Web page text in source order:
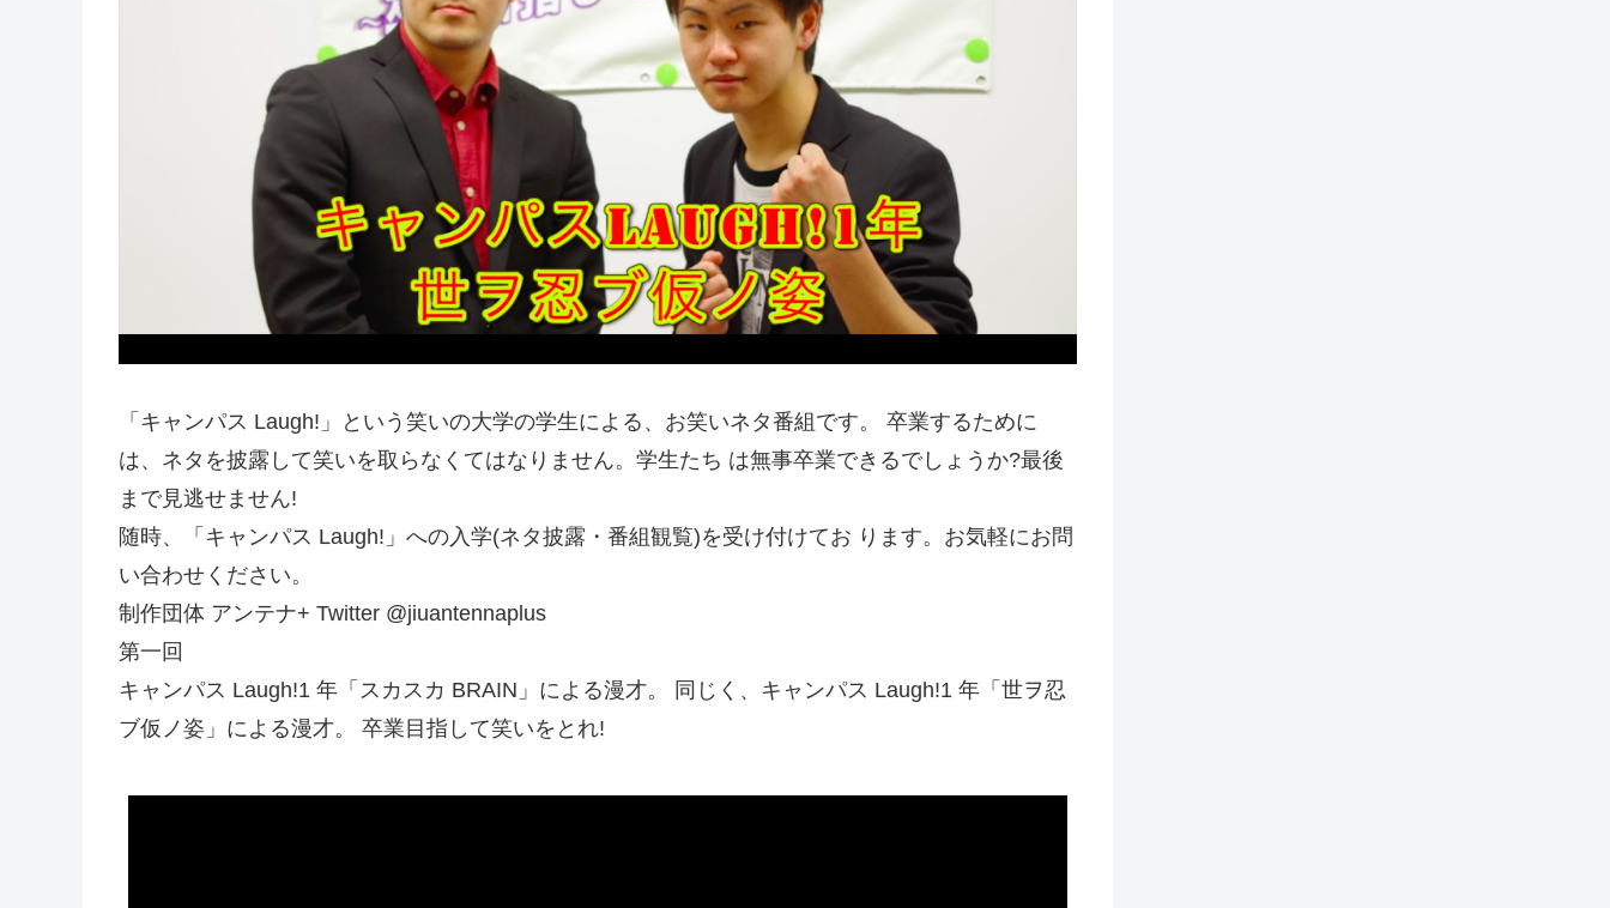
「キャンパス Laugh!」という笑いの大学の学生による、お笑いネタ番組です。 卒業するために
は、ネタを披露して笑いを取らなくてはなりません。学生たち は無事卒業できるでしょうか?最後
まで見逃せません!
随時、「キャンパス Laugh!」への入学(ネタ披露・番組観覧)を受け付けてお ります。お気軽にお問
い合わせください。
制作団体 アンテナ+ Twitter @jiuantennaplus
第一回
キャンパス Laugh!1 年「スカスカ BRAIN」による漫才。 同じく、キャンパス Laugh!1 年「世ヲ忍
ブ仮ノ姿」による漫才。 卒業目指して笑いをとれ!